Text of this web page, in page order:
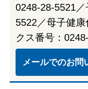
0248-28-5521
5522／母子健
クス番号：
メールでのお問